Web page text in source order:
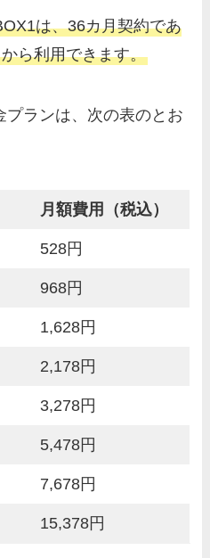
は、36カ月契約であ
ら利用できます。
プランは、次の表のとお
月額費用（税込）
528円
968円
1,628円
2,178円
3,278円
5,478円
7,678円
15,378円